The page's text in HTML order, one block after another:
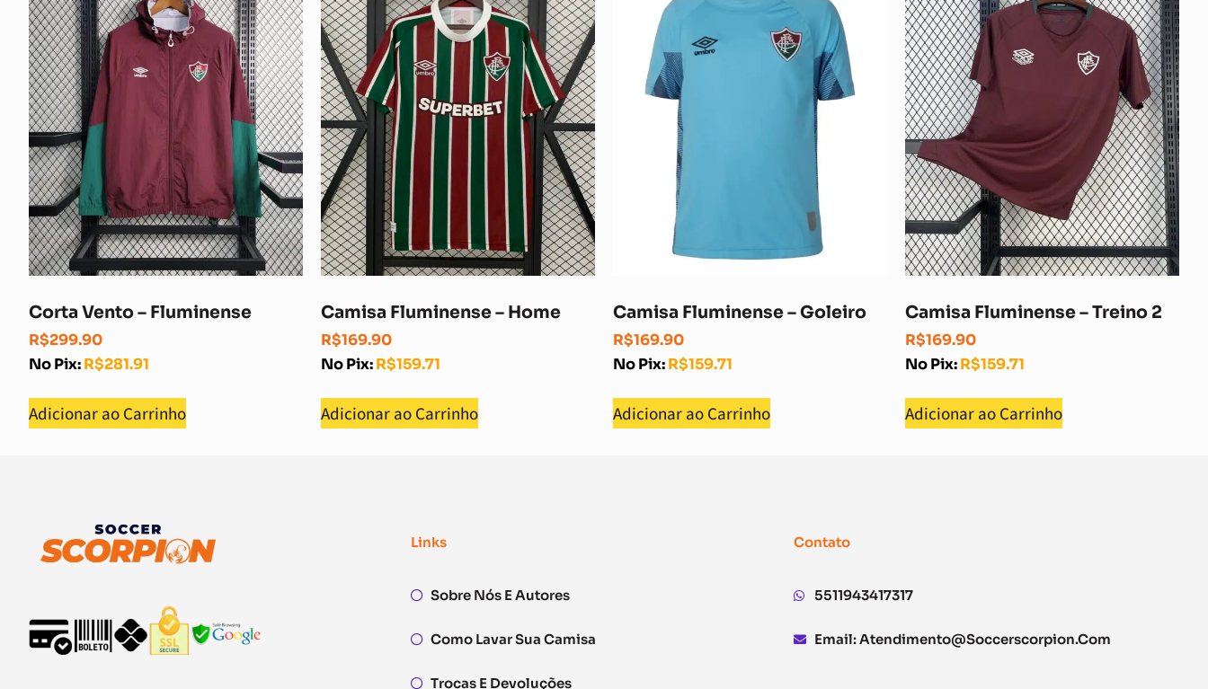
Corta Vento – Fluminense
R$299.90
No Pix:R$281.91
Adicionar ao Carrinho
Camisa Fluminense – Home
R$169.90
No Pix:R$159.71
Adicionar ao Carrinho
Camisa Fluminense – Goleiro
R$169.90
No Pix:R$159.71
Adicionar ao Carrinho
Camisa Fluminense – Treino 2
R$169.90
No Pix:R$159.71
Adicionar ao Carrinho
Links
Sobre Nós E Autores
Como Lavar Sua Camisa
Trocas E Devoluções
Contato
5511943417317
Email:Atendimento@soccerscorpion.com